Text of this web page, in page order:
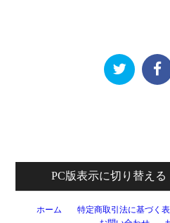
PC版表示に切り替える
ホーム 特定商取引法に基づく